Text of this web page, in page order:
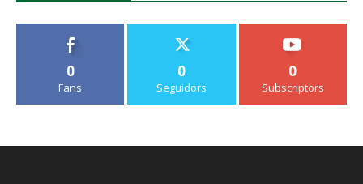
0
Fans
0
Seguidors
0
Subscriptors